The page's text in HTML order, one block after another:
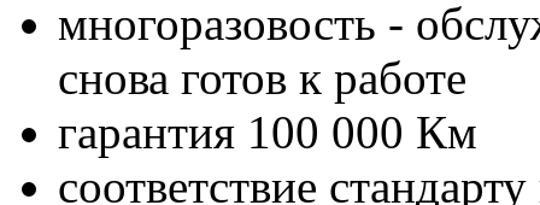
многоразовость -
снова готов к работе
гарантия 100 000 Км
соответствие